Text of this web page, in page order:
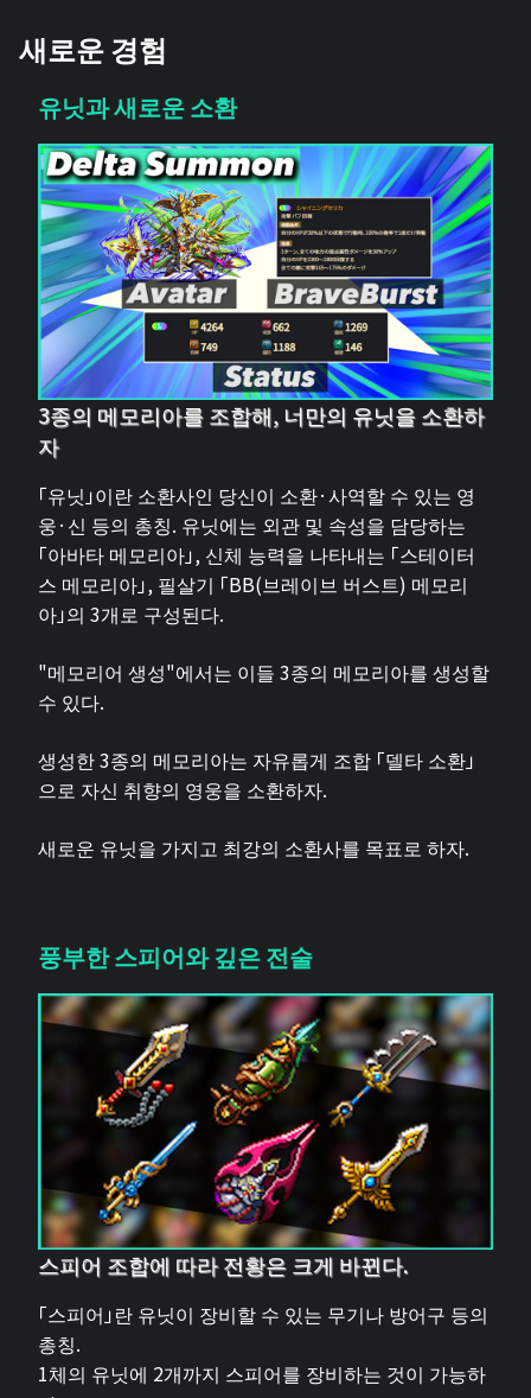
새로운 경험
유닛과 새로운 소환
3종의 메모리아를 조합해, 너만의 유닛을 소환하
자
「유닛」이란 소환사인 당신이 소환·사역할 수 있는 영
웅·신 등의 총칭. 유닛에는 외관 및 속성을 담당하는
「아바타 메모리아」, 신체 능력을 나타내는 「스테이터
스 메모리아」, 필살기 「BB(브레이브 버스트) 메모리
아」의 3개로 구성된다.
"메모리어 생성"에서는 이들 3종의 메모리아를 생성할
수 있다.
생성한 3종의 메모리아는 자유롭게 조합 「델타 소환」
으로 자신 취향의 영웅을 소환하자.
새로운 유닛을 가지고 최강의 소환사를 목표로 하자.
풍부한 스피어와 깊은 전술
스피어 조합에 따라 전황은 크게 바뀐다.
「스피어」란 유닛이 장비할 수 있는 무기나 방어구 등의
총칭.
1체의 유닛에 2개까지 스피어를 장비하는 것이 가능하